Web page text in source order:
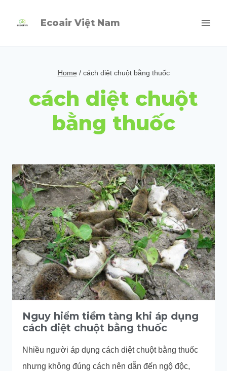
Ecoair Việt Nam
Home / cách diệt chuột bằng thuốc
cách diệt chuột
bằng thuốc
Nguy hiểm tiềm tàng khi áp dụng
cách diệt chuột bằng thuốc
Nhiều người áp dụng cách diệt chuột bằng thuốc
nhưng không đúng cách nên dẫn đến ngộ độc,